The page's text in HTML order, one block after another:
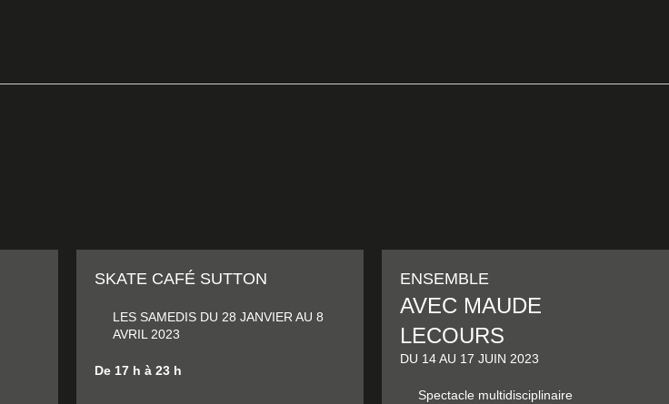
SKATE CAFÉ SUTTON
LES SAMEDIS DU 28 JANVIER AU 8
AVRIL 2023
De 17 h à 23 h
ENSEMBLE
AVEC MAUDE
LECOURS
DU 14 AU 17 JUIN 2023
Spectacle multidisciplinaire